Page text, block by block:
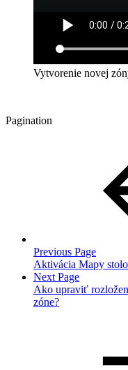
Vytvorenie novej
Pagination
Previous Page
Aktivácia Mapy
Next Page
Ako upraviť
zóne?